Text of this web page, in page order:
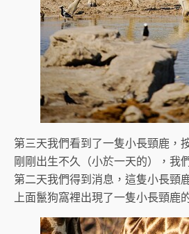
第三天我們看到了一隻小長頸鹿，
剛剛出生不久（小於一天的），我
第二天我們得到消息，這隻小長頸
上面鬣狗窩裡出現了一隻小長頸鹿